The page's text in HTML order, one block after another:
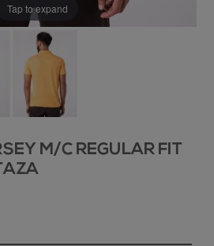
Tap to expand
M/C REGULAR FIT